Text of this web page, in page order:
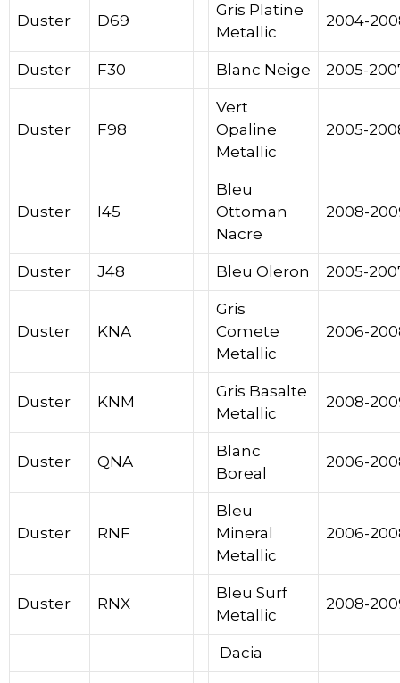
Duster D69
Gris Platine
Metallic
2004-
Duster F30 Blanc Neige 2005-
Duster F98
Vert
Opaline
Metallic
2005-
Duster I45
Bleu
Ottoman
Nacre
2008-
Duster J48 Bleu Oleron 2005-
Duster KNA
Gris
Comete
Metallic
2006-
Duster KNM
Gris Basalte
Metallic
2008-
Duster QNA
Blanc
Boreal
2006-
Duster RNF
Bleu
Mineral
Metallic
2006-
Duster RNX
Bleu Surf
Metallic
2008-
Dacia